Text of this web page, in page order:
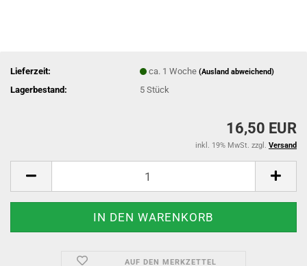
Lieferzeit: ca. 1 Woche(Ausland abweichend)
Lagerbestand: 5Stück
16,50 EUR
inkl. 19% MwSt. zzgl. Versand
AUF DEN MERKZETTEL